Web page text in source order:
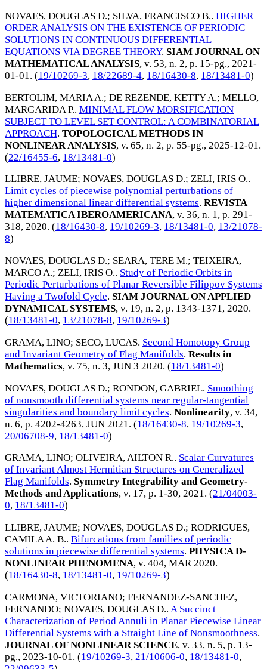
NOVAES, DOUGLAS D.; SILVA, FRANCISCO B.. HIGHER
ORDER ANALYSIS ON THE EXISTENCE OF PERIODIC
SOLUTIONS IN CONTINUOUS DIFFERENTIAL
EQUATIONS VIA DEGREE THEORY. SIAM JOURNAL ON
MATHEMATICAL ANALYSIS, v. 53, n. 2, p. 15-pg., 2021-
01-01 . (19/10269-3, 18/22689-4, 18/16430-8, 18/13481-0)
BERTOLIM, MARIA A.; DE REZENDE, KETTY A.; MELLO,
MARGARIDA P.. MINIMAL FLOW MORSIFICATION
SUBJECT TO LEVEL SET CONTROL: A COMBINATORIAL
APPROACH. TOPOLOGICAL METHODS IN
NONLINEAR ANALYSIS, v. 65, n. 2, p. 55-pg., 2025-12-01 .
(22/16455-6, 18/13481-0)
LLIBRE, JAUME; NOVAES, DOUGLAS D.; ZELI, IRIS O..
Limit cycles of piecewise polynomial perturbations of
higher dimensional linear differential systems. REVISTA
MATEMATICA IBEROAMERICANA, v. 36, n. 1, p. 291-
318, 2020. (18/16430-8, 19/10269-3, 18/13481-0, 13/21078-
8)
NOVAES, DOUGLAS D.; SEARA, TERE M.; TEIXEIRA,
MARCO A.; ZELI, IRIS O.. Study of Periodic Orbits in
Periodic Perturbations of Planar Reversible Filippov Systems
Having a Twofold Cycle. SIAM JOURNAL ON APPLIED
DYNAMICAL SYSTEMS, v. 19, n. 2, p. 1343-1371, 2020.
(18/13481-0, 13/21078-8, 19/10269-3)
GRAMA, LINO; SECO, LUCAS. Second Homotopy Group
and Invariant Geometry of Flag Manifolds. Results in
Mathematics, v. 75, n. 3, JUN 3 2020. (18/13481-0)
NOVAES, DOUGLAS D.; RONDON, GABRIEL. Smoothing
of nonsmooth differential systems near regular-tangential
singularities and boundary limit cycles. Nonlinearity, v. 34,
n. 6, p. 4202-4263, JUN 2021 . (18/16430-8, 19/10269-3,
20/06708-9, 18/13481-0)
GRAMA, LINO; OLIVEIRA, AILTON R.. Scalar Curvatures
of Invariant Almost Hermitian Structures on Generalized
Flag Manifolds. Symmetry Integrability and Geometry-
Methods and Applications, v. 17, p. 1-30, 2021. (21/04003-
0, 18/13481-0)
LLIBRE, JAUME; NOVAES, DOUGLAS D.; RODRIGUES,
CAMILA A. B.. Bifurcations from families of periodic
solutions in piecewise differential systems. PHYSICA D-
NONLINEAR PHENOMENA, v. 404, MAR 2020.
(18/16430-8, 18/13481-0, 19/10269-3)
CARMONA, VICTORIANO; FERNANDEZ-SANCHEZ,
FERNANDO; NOVAES, DOUGLAS D.. A Succinct
Characterization of Period Annuli in Planar Piecewise Linear
Differential Systems with a Straight Line of Nonsmoothness.
JOURNAL OF NONLINEAR SCIENCE, v. 33, n. 5, p. 13-
pg., 2023-10-01. (19/10269-3, 21/10606-0, 18/13481-0,